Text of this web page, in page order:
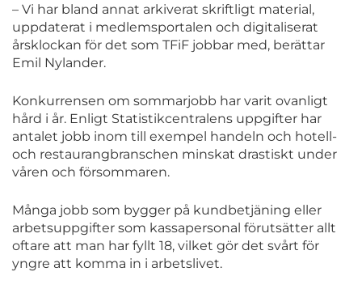
– Vi har bland annat arkiverat skriftligt material,
uppdaterat i medlemsportalen och digitaliserat
årsklockan för det som TFiF jobbar med, berättar
Emil Nylander.
Konkurrensen om sommarjobb har varit ovanligt
hård i år. Enligt Statistikcentralens uppgifter har
antalet jobb inom till exempel handeln och hotell-
och restaurangbranschen minskat drastiskt under
våren och försommaren.
Många jobb som bygger på kundbetjäning eller
arbetsuppgifter som kassapersonal förutsätter allt
oftare att man har fyllt 18, vilket gör det svårt för
yngre att komma in i arbetslivet.